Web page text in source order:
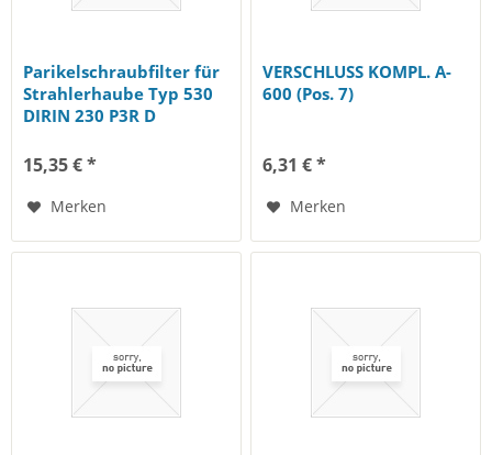
Parikelschraubfilter für
Strahlerhaube Typ 530
DIRIN 230 P3R D
15,35 € *
Merken
VERSCHLUSS KOMPL. A-
600 (Pos. 7)
6,31 € *
Merken